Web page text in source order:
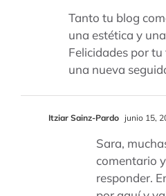
Tanto tu blog
una estética y
Felicidades por
una nueva
Itziar Sainz-Pardo junio 15,
Sara,
comentario
responder.